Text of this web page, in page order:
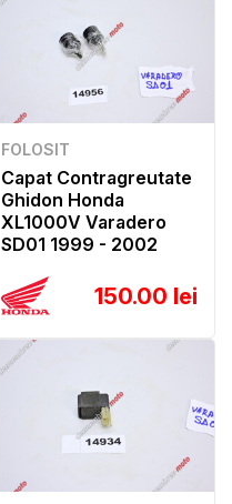
FOLOSIT
Capat Contragreutate
Ghidon Honda
XL1000V Varadero
SD01 1999 - 2002
150.00 lei